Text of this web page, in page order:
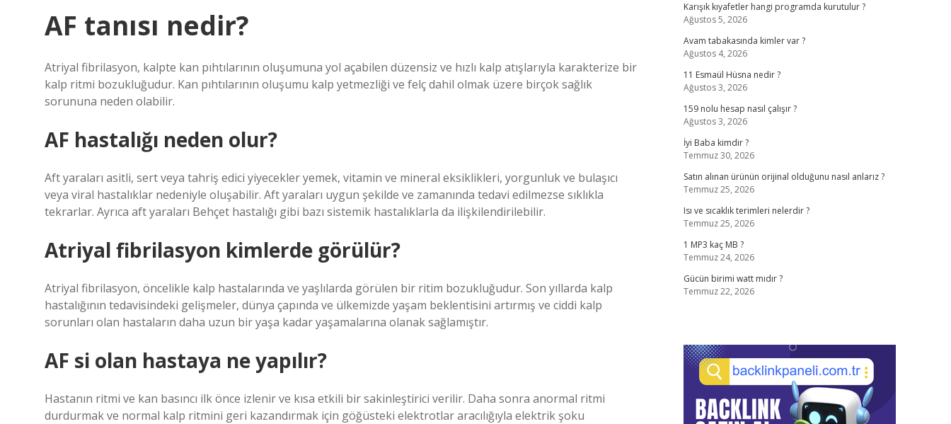
AF tanısı nedir?
Atriyal fibrilasyon, kalpte kan pıhtılarının oluşumuna yol açabilen düzensiz ve hızlı kalp atışlarıyla karakterize bir
kalp ritmi bozukluğudur. Kan pıhtılarının oluşumu kalp yetmezliği ve felç dahil olmak üzere birçok sağlık
sorununa neden olabilir.
AF hastalığı neden olur?
Aft yaraları asitli, sert veya tahriş edici yiyecekler yemek, vitamin ve mineral eksiklikleri, yorgunluk ve bulaşıcı
veya viral hastalıklar nedeniyle oluşabilir. Aft yaraları uygun şekilde ve zamanında tedavi edilmezse sıklıkla
tekrarlar. Ayrıca aft yaraları Behçet hastalığı gibi bazı sistemik hastalıklarla da ilişkilendirilebilir.
Atriyal fibrilasyon kimlerde görülür?
Atriyal fibrilasyon, öncelikle kalp hastalarında ve yaşlılarda görülen bir ritim bozukluğudur. Son yıllarda kalp
hastalığının tedavisindeki gelişmeler, dünya çapında ve ülkemizde yaşam beklentisini artırmış ve ciddi kalp
sorunları olan hastaların daha uzun bir yaşa kadar yaşamalarına olanak sağlamıştır.
AF si olan hastaya ne yapılır?
Hastanın ritmi ve kan basıncı ilk önce izlenir ve kısa etkili bir sakinleştirici verilir. Daha sonra anormal ritmi
durdurmak ve normal kalp ritmini geri kazandırmak için göğüsteki elektrotlar aracılığıyla elektrik şoku
Karışık kıyafetler hangi programda kurutulur ?
Ağustos 5, 2026
Avam tabakasında kimler var ?
Ağustos 4, 2026
11 Esmaül Hüsna nedir ?
Ağustos 3, 2026
159 nolu hesap nasıl çalışır ?
Ağustos 3, 2026
İyi Baba kimdir ?
Temmuz 30, 2026
Satın alınan ürünün orijinal olduğunu nasıl anlarız ?
Temmuz 25, 2026
Isı ve sıcaklık terimleri nelerdir ?
Temmuz 25, 2026
1 MP3 kaç MB ?
Temmuz 24, 2026
Gücün birimi watt mıdır ?
Temmuz 22, 2026